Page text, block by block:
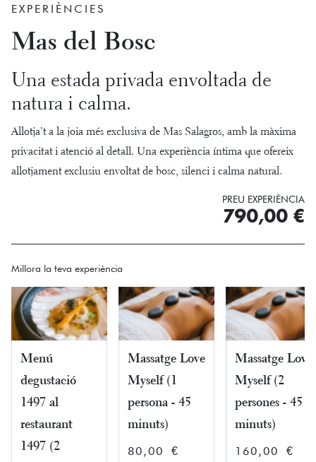
EXPERIÈNCIES
Mas del Bosc
Una estada privada envoltada de
natura i calma.
Allotja’t a la joia més exclusiva de Mas Salagros, amb la màxima
privacitat i atenció al detall. Una experiència íntima que ofereix
allotjament exclusiu envoltat de bosc, silenci i calma natural.
PREU EXPERIÈNCIA
790,00 €
Millora la teva experiència
Menú
degustació
1497 al
restaurant
1497 (2
Massatge Love
Myself (1
persona - 45
minuts)
80,00 €
Massatge Love
Myself (2
persones - 45
minuts)
160,00 €